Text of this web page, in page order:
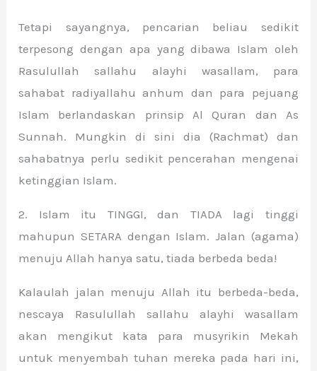
Tetapi sayangnya, pencarian beliau sedikit
terpesong dengan apa yang dibawa Islam oleh
Rasulullah sallahu alayhi wasallam, para
sahabat radiyallahu anhum dan para pejuang
Islam berlandaskan prinsip Al Quran dan As
Sunnah. Mungkin di sini dia (Rachmat) dan
sahabatnya perlu sedikit pencerahan mengenai
ketinggian Islam.
2. Islam itu TINGGI, dan TIADA lagi tinggi
mahupun SETARA dengan Islam. Jalan (agama)
menuju Allah hanya satu, tiada berbeda beda!
Kalaulah jalan menuju Allah itu berbeda-beda,
nescaya Rasulullah sallahu alayhi wasallam
akan mengikut kata para musyrikin Mekah
untuk menyembah tuhan mereka pada hari ini,